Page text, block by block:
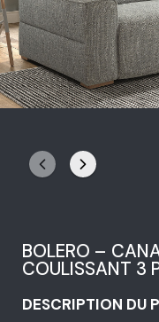
BOLERO –
COULISSANT 3
DESCRIPTION DU